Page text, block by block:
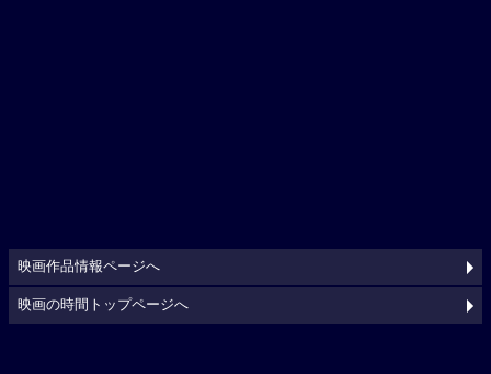
映画作品情報ページへ
映画の時間トップページへ